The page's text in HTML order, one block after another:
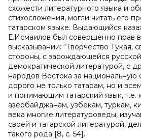
схожести литературного языка и
стихосложения, могли читать его
татарском языке. Выдающийся
Е.Исмаилов был совершенно прав
высказывании: “Творчество Тукая,
стороны, с зарождающейся
демократической литературой, с
народов Востока за национальную
дорого не только татарам, но и
и понимающим татарский язык, т.е.
азербайджанам, узбекам, туркам,
века многие литературоведы,
своей и татарской литературой,
такого рода [8, с. 54].